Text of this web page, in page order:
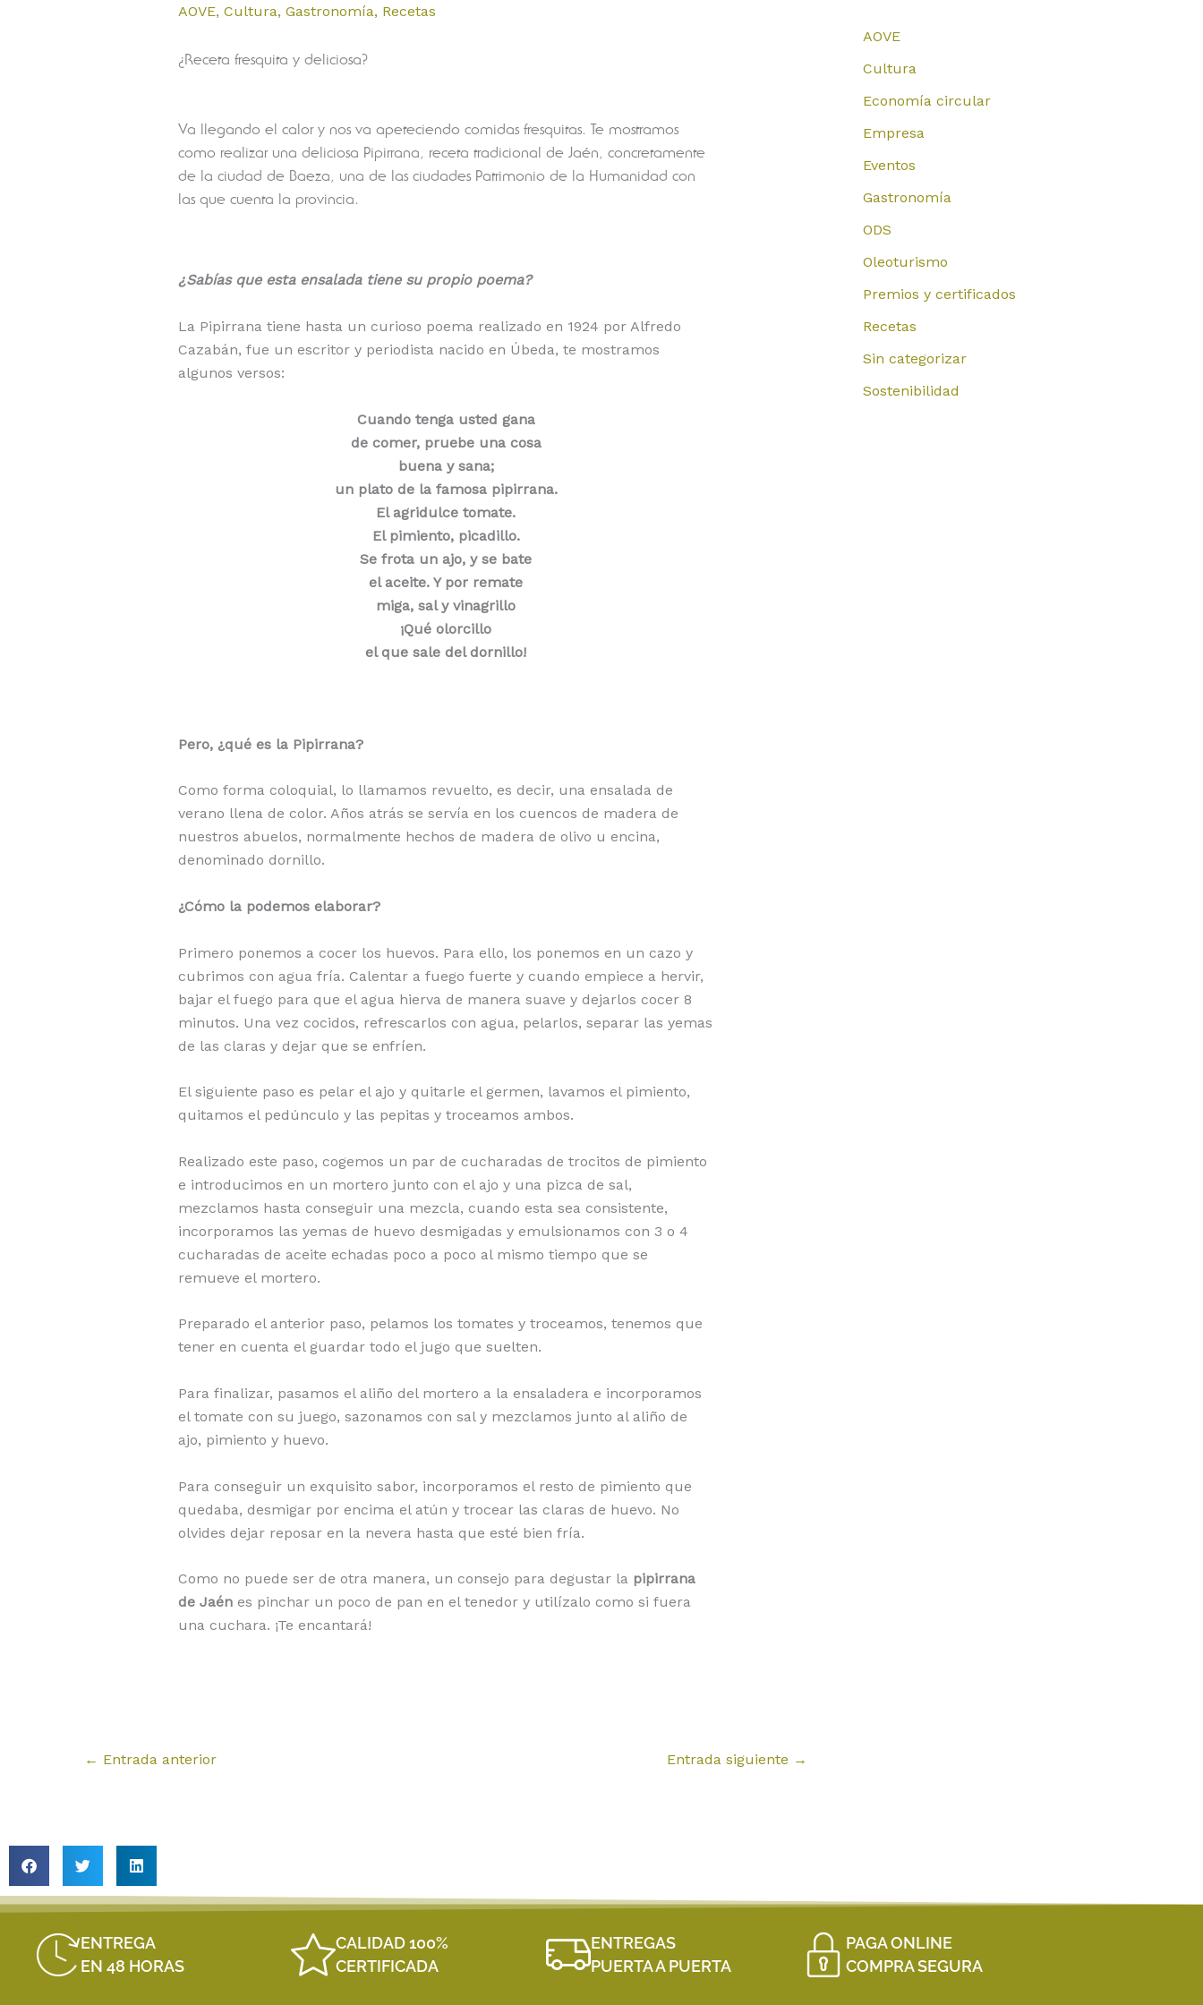
AOVE, Cultura, Gastronomía, Recetas
¿Receta fresquita y deliciosa?
Va llegando el calor y nos va apeteciendo comidas fresquitas. Te mostramos
como realizar una deliciosa Pipirrana, receta tradicional de Jaén, concretamente
de la ciudad de Baeza, una de las ciudades Patrimonio de la Humanidad con
las que cuenta la provincia.
¿Sabías que esta ensalada tiene su propio poema?
La Pipirrana tiene hasta un curioso poema realizado en 1924 por Alfredo
Cazabán, fue un escritor y periodista nacido en Úbeda, te mostramos
algunos versos:
Cuando tenga usted gana
de comer, pruebe una cosa
buena y sana;
un plato de la famosa pipirrana.
El agridulce tomate.
El pimiento, picadillo.
Se frota un ajo, y se bate
el aceite. Y por remate
miga, sal y vinagrillo
¡Qué olorcillo
el que sale del dornillo!
Pero, ¿qué es la Pipirrana?
Como forma coloquial, lo llamamos revuelto, es decir, una ensalada de
verano llena de color. Años atrás se servía en los cuencos de madera de
nuestros abuelos, normalmente hechos de madera de olivo u encina,
denominado dornillo.
¿Cómo la podemos elaborar?
Primero ponemos a cocer los huevos. Para ello, los ponemos en un cazo y
cubrimos con agua fría. Calentar a fuego fuerte y cuando empiece a hervir,
bajar el fuego para que el agua hierva de manera suave y dejarlos cocer 8
minutos. Una vez cocidos, refrescarlos con agua, pelarlos, separar las yemas
de las claras y dejar que se enfríen.
El siguiente paso es pelar el ajo y quitarle el germen, lavamos el pimiento,
quitamos el pedúnculo y las pepitas y troceamos ambos.
Realizado este paso, cogemos un par de cucharadas de trocitos de pimiento
e introducimos en un mortero junto con el ajo y una pizca de sal,
mezclamos hasta conseguir una mezcla, cuando esta sea consistente,
incorporamos las yemas de huevo desmigadas y emulsionamos con 3 o 4
cucharadas de aceite echadas poco a poco al mismo tiempo que se
remueve el mortero.
Preparado el anterior paso, pelamos los tomates y troceamos, tenemos que
tener en cuenta el guardar todo el jugo que suelten.
Para finalizar, pasamos el aliño del mortero a la ensaladera e incorporamos
el tomate con su juego, sazonamos con sal y mezclamos junto al aliño de
ajo, pimiento y huevo.
Para conseguir un exquisito sabor, incorporamos el resto de pimiento que
quedaba, desmigar por encima el atún y trocear las claras de huevo. No
olvides dejar reposar en la nevera hasta que esté bien fría.
Como no puede ser de otra manera, un consejo para degustar la pipirrana
de Jaén es pinchar un poco de pan en el tenedor y utilízalo como si fuera
una cuchara. ¡Te encantará!
← Entrada anterior Entrada siguiente →
AOVE
Cultura
Economía circular
Empresa
Eventos
Gastronomía
ODS
Oleoturismo
Premios y certificados
Recetas
Sin categorizar
Sostenibilidad
ENTREGA
EN 48 HORAS
CALIDAD 100%
CERTIFICADA
ENTREGAS
PUERTA A PUERTA
PAGA ONLINE
COMPRA SEGURA